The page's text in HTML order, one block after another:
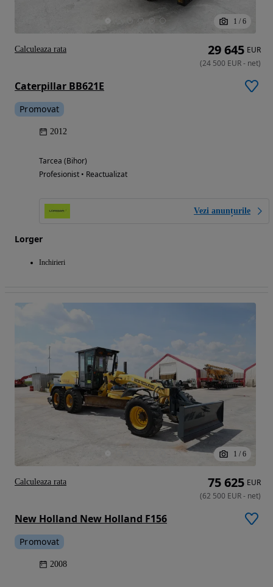
1 / 6
Caterpillar BB621E
Promovat
2012
Tarcea (Bihor)
Profesionist • Reactualizat
Vezi anunțurile
Lorger
Inchirieri
29 645 EUR
(24 500 EUR- net)
Calculeaza rata
1 / 6
New Holland New Holland F156
Promovat
2008
75 625 EUR
(62 500 EUR- net)
Calculeaza rata